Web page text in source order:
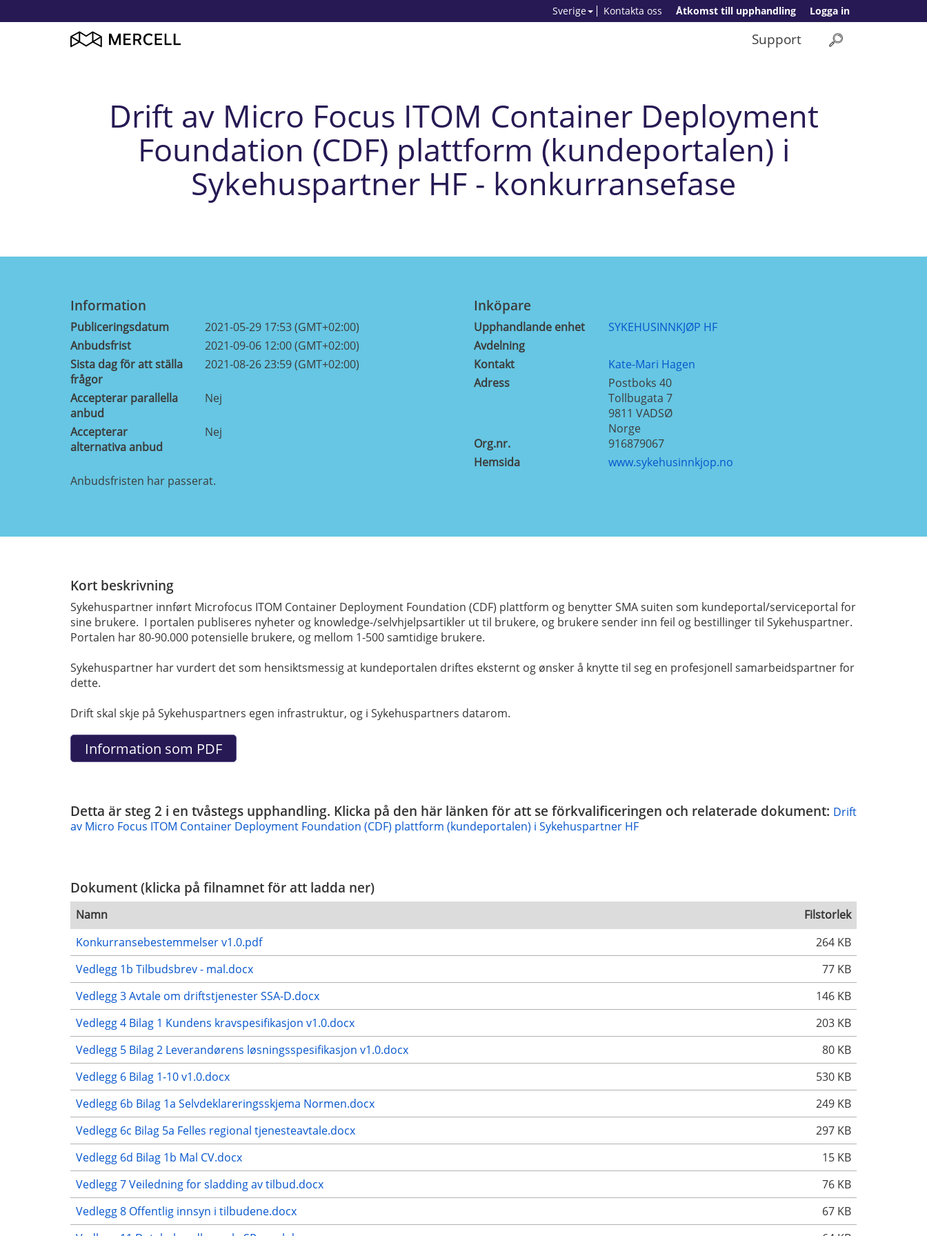
Logga in
Åtkomst till upphandling
Kontakta oss
Sverige
Support
Drift av Micro Focus ITOM Container Deployment
Foundation (CDF) plattform (kundeportalen) i
Sykehuspartner HF - konkurransefase
Information
Publiceringsdatum
2021-05-29 17:53 (GMT+02:00)
Anbudsfrist
2021-09-06 12:00 (GMT+02:00)
Sista dag för att ställa
frågor
2021-08-26 23:59 (GMT+02:00)
Accepterar parallella
anbud
Nej
Accepterar
alternativa anbud
Nej
Inköpare
Upphandlande enhet
SYKEHUSINNKJØP HF
Avdelning
Kontakt
Kate-Mari Hagen
Adress
Postboks 40
Tollbugata 7
9811 VADSØ
Norge
Org.nr.
916879067
Hemsida
www.sykehusinnkjop.no
Anbudsfristen har passerat.
Kort beskrivning
Sykehuspartner innført Microfocus ITOM Container Deployment Foundation (CDF) plattform og benytter SMA suiten som kundeportal/serviceportal for
sine brukere. I portalen publiseres nyheter og knowledge-/selvhjelpsartikler ut til brukere, og brukere sender inn feil og bestillinger til Sykehuspartner.
Portalen har 80-90.000 potensielle brukere, og mellom 1-500 samtidige brukere.
Sykehuspartner har vurdert det som hensiktsmessig at kundeportalen driftes eksternt og ønsker å knytte til seg en profesjonell samarbeidspartner for
dette.
Drift skal skje på Sykehuspartners egen infrastruktur, og i Sykehuspartners datarom.
Detta är steg 2 i en tvåstegs upphandling. Klicka på den här länken för att se förkvalificeringen och relaterade dokument: Drift
av Micro Focus ITOM Container Deployment Foundation (CDF) plattform (kundeportalen) i Sykehuspartner HF
Dokument (klicka på filnamnet för att ladda ner)
Namn
Filstorlek
Konkurransebestemmelser v1.0.pdf
264 KB
Vedlegg 1b Tilbudsbrev - mal.docx
77 KB
Vedlegg 3 Avtale om driftstjenester SSA-D.docx
146 KB
Vedlegg 4 Bilag 1 Kundens kravspesifikasjon v1.0.docx
203 KB
Vedlegg 5 Bilag 2 Leverandørens løsningsspesifikasjon v1.0.docx
80 KB
Vedlegg 6 Bilag 1-10 v1.0.docx
530 KB
Vedlegg 6b Bilag 1a Selvdeklareringsskjema Normen.docx
249 KB
Vedlegg 6c Bilag 5a Felles regional tjenesteavtale.docx
297 KB
Vedlegg 6d Bilag 1b Mal CV.docx
15 KB
Vedlegg 7 Veiledning for sladding av tilbud.docx
76 KB
Vedlegg 8 Offentlig innsyn i tilbudene.docx
67 KB